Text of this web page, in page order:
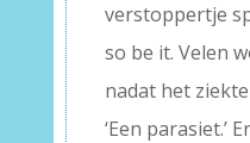
verstoppertje
so be it. Velen
nadat het
‘Een parasiet.’